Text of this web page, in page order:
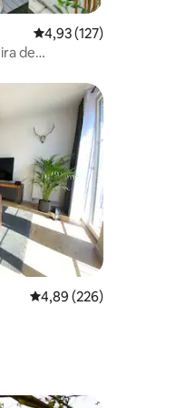
Classificação média
4,93 (127)
de
166avaliações
Classificação média
4,89 (226)